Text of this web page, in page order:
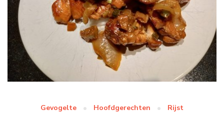
Gevogelte Hoofdgerechten Rijst